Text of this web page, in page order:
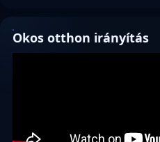
Okos otthon irányítás